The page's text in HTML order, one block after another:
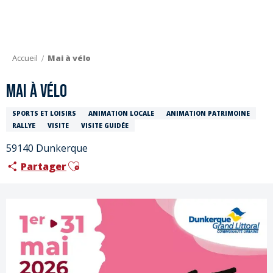
Accueil Mai à vélo
Mai à vélo
SPORTS ET LOISIRS ANIMATION LOCALE
ANIMATION PATRIMOINE
RALLYE
VISITE VISITE GUIDÉE
59140 Dunkerque
PartagerAjouter aux favoris